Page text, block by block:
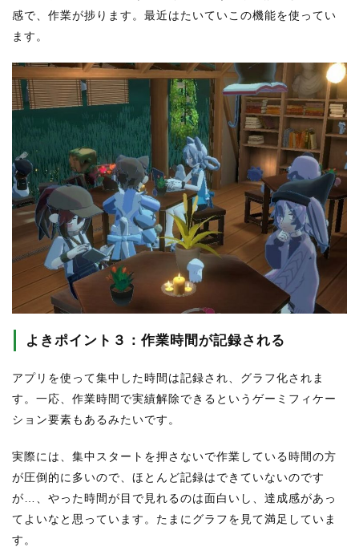
感で、作業が捗ります。最近はたいていこの機能を使ってい
ます。
よきポイント３：作業時間が記録される
アプリを使って集中した時間は記録され、グラフ化されま
す。一応、作業時間で実績解除できるというゲーミフィケー
ション要素もあるみたいです。
実際には、集中スタートを押さないで作業している時間の方
が圧倒的に多いので、ほとんど記録はできていないのです
が…、やった時間が目で見れるのは面白いし、達成感があっ
てよいなと思っています。たまにグラフを見て満足していま
す。